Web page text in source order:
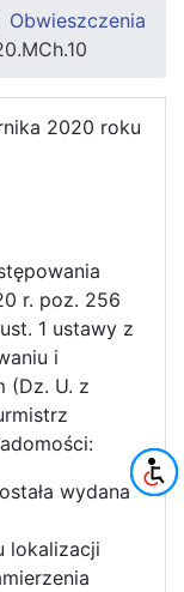
Obwieszczenia
2020 roku
r. poz. 256
1 ustawy z
i
(Dz. U. z
wydana
lokalizacji